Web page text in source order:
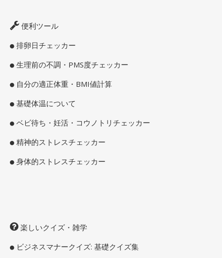
便利ツール
排卵日チェッカー
生理前の不調・PMS度チェッカー
自分の適正体重・BMI値計算
基礎体温について
ベビ待ち・妊活・コウノトリチェッカー
精神的ストレスチェッカー
身体的ストレスチェッカー
楽しいクイズ・雑学
ビジネスマナークイズ: 基礎クイズ集